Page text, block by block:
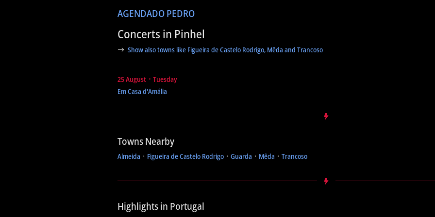
AGENDADO PEDRO
Concerts in Pinhel
Show also towns like Figueira de Castelo Rodrigo, Mêda and Trancoso
25 August ᛫ Tuesday
Em Casa d'Amália
Towns Nearby
Almeida ᛫ Figueira de Castelo Rodrigo ᛫ Guarda ᛫ Mêda ᛫ Trancoso
Highlights in Portugal